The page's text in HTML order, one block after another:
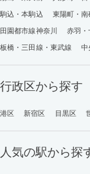
駒込・本駒込
東陽町・
田園都市線神奈川
赤羽・
板橋・三田線・東武線
中
行政区から探す
港区 新宿区 目黒区
人気の駅から探